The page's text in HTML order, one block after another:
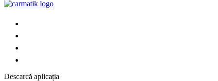
Descarcă aplicația